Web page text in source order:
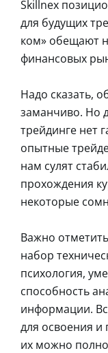
Skillnex
для будущих
ком» обещают
финансовых
Надо сказать,
заманчиво. Но
трейдинге нет
опытные
нам сулят
прохождения
некоторые
Важно
набор
психология,
способность
информации.
для освоения и
их можно